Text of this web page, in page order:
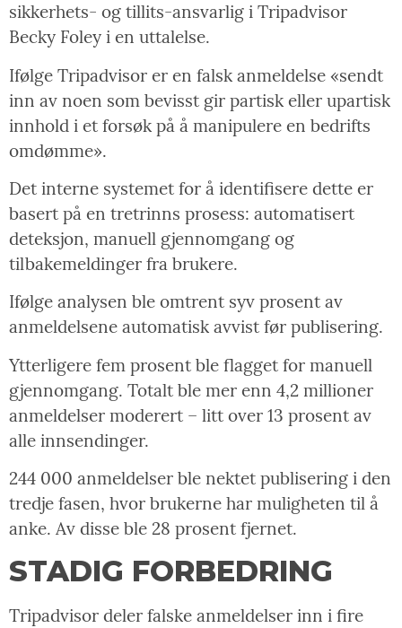
sikkerhets- og tillits-ansvarlig i Tripadvisor
Becky Foley i en uttalelse.
Ifølge Tripadvisor er en falsk anmeldelse «sendt
inn av noen som bevisst gir partisk eller upartisk
innhold i et forsøk på å manipulere en bedrifts
omdømme».
Det interne systemet for å identifisere dette er
basert på en tretrinns prosess: automatisert
deteksjon, manuell gjennomgang og
tilbakemeldinger fra brukere.
Ifølge analysen ble omtrent syv prosent av
anmeldelsene automatisk avvist før publisering.
Ytterligere fem prosent ble flagget for manuell
gjennomgang. Totalt ble mer enn 4,2 millioner
anmeldelser moderert – litt over 13 prosent av
alle innsendinger.
244 000 anmeldelser ble nektet publisering i den
tredje fasen, hvor brukerne har muligheten til å
anke. Av disse ble 28 prosent fjernet.
STADIG FORBEDRING
Tripadvisor deler falske anmeldelser inn i fire